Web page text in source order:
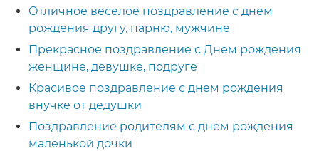
Отличное веселое поздравление с днем
рождения другу, парню, мужчине
Прекрасное поздравление с Днем рождения
женщине, девушке, подруге
Красивое поздравление с днем рождения
внучке от дедушки
Поздравление родителям с днем рождения
маленькой дочки